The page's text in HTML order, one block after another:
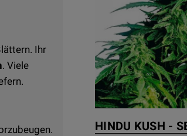
Ihr
. Viele
HINDU KUSH -